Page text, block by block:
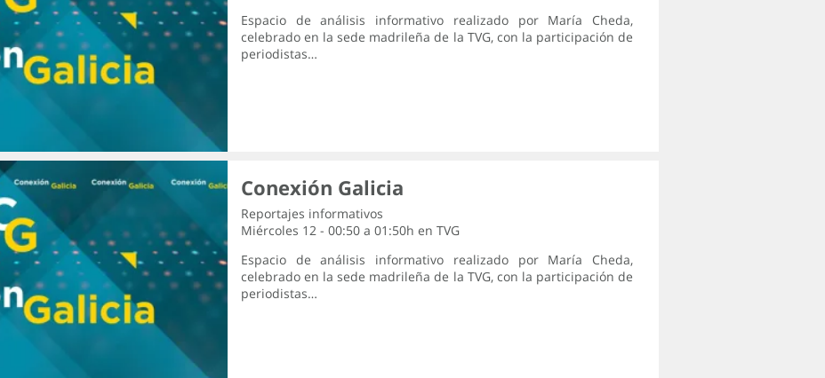
Espacio de análisis informativo realizado por María Cheda,
celebrado en la sede madrileña de la TVG, con la participación de
periodistas…
Conexión Galicia
Reportajes informativos
Miércoles 12 - 00:50 a 01:50h en TVG
Espacio de análisis informativo realizado por María Cheda,
celebrado en la sede madrileña de la TVG, con la participación de
periodistas…